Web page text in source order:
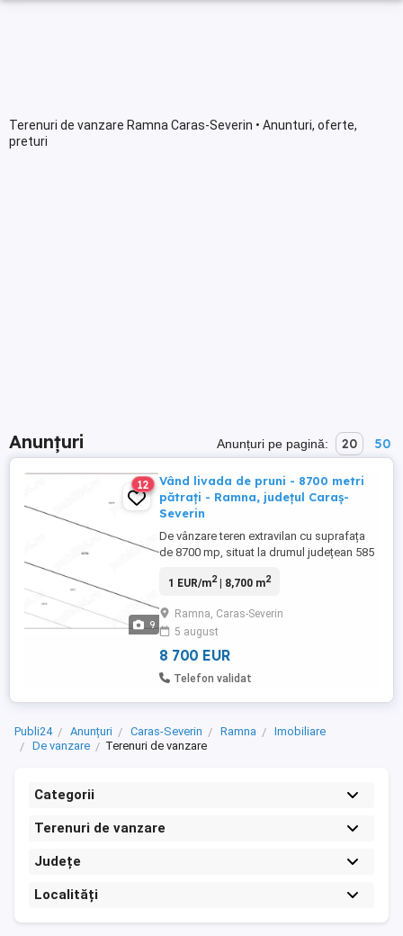
Terenuri de vanzare Ramna Caras-Severin • Anunturi, oferte,
preturi
Anunțuri Anunțuri pe pagină: 20 50
9
12
Vând livada de pruni - 8700 metri
pătrați - Ramna, județul Caraș-
Severin
De vânzare teren extravilan cu suprafața
de 8700 mp, situat la drumul județean 585
metri. Terenul este plantat cu pruni în anul
intră pe rod. Detalii teren: Suprafață: 8700
mp Categorie: extravilan Deschidere la ...
1 EUR/m2| 8,700 m2
Ramna, Caras-Severin
5 august
8 700 EUR
Telefon validat
Publi24 Anunțuri Caras-Severin Ramna
Imobiliare
De vanzare
Terenuri de vanzare
Categorii
Terenuri de vanzare
Județe
Localități